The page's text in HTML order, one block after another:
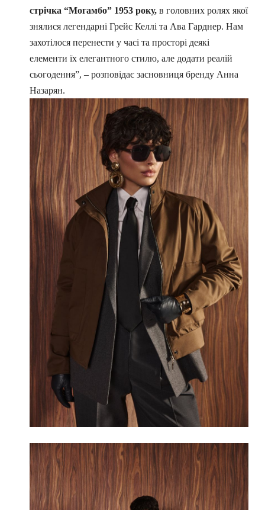
стрічка “Могамбо” 1953 року, в головних ролях якої
знялися легендарні Грейс Келлі та Ава Гарднер. Нам
захотілося перенести у часі та просторі деякі
елементи їх елегантного стилю, але додати реалій
сьогодення”, – розповідає засновниця бренду Анна
Назарян.